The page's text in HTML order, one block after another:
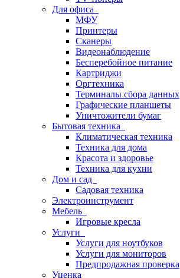
Для офиса
МФУ
Принтеры
Сканеры
Видеонаблюдение
Бесперебойное питание
Картриджи
Оргтехника
Терминалы сбора данных
Графические планшеты
Уничтожители бумаг
Бытовая техника
Климатическая техника
Техника для дома
Красота и здоровье
Техника для кухни
Дом и сад
Садовая техника
Электроинструмент
Мебель
Игровые кресла
Услуги
Услуги для ноутбуков
Услуги для мониторов
Предпродажная проверка
Уценка